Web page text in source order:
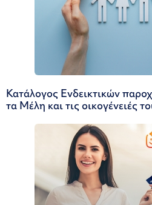
Κατάλογος Ενδεικτικών
τα Μέλη και τις οικογένειές